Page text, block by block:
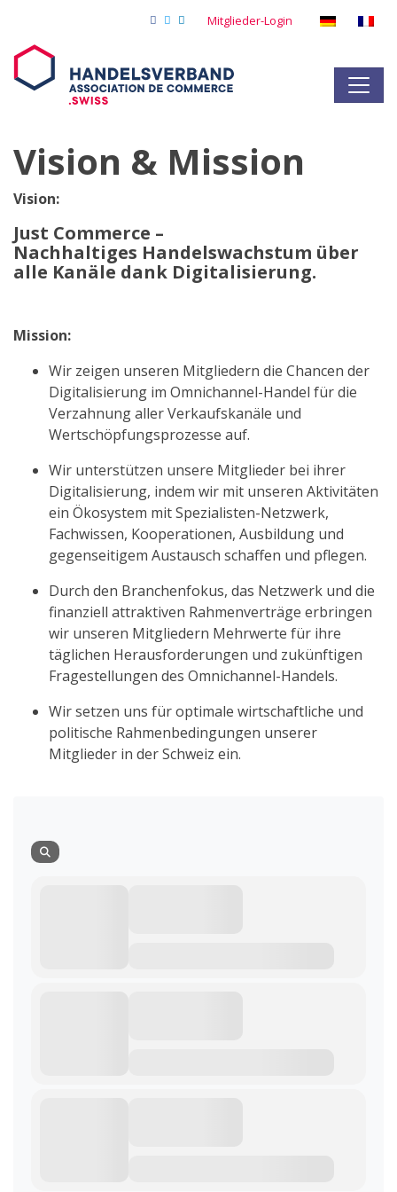
Mitglieder-Login
Vision & Mission
Vision:
Just Commerce –
Nachhaltiges Handelswachstum über
alle Kanäle dank Digitalisierung.
Mission:
Wir zeigen unseren Mitgliedern die Chancen der
Digitalisierung im Omnichannel-Handel für die
Verzahnung aller Verkaufskanäle und
Wertschöpfungsprozesse auf.
Wir unterstützen unsere Mitglieder bei ihrer
Digitalisierung, indem wir mit unseren Aktivitäten
ein Ökosystem mit Spezialisten-Netzwerk,
Fachwissen, Kooperationen, Ausbildung und
gegenseitigem Austausch schaffen und pflegen.
Durch den Branchenfokus, das Netzwerk und die
finanziell attraktiven Rahmenverträge erbringen
wir unseren Mitgliedern Mehrwerte für ihre
täglichen Herausforderungen und zukünftigen
Fragestellungen des Omnichannel-Handels.
Wir setzen uns für optimale wirtschaftliche und
politische Rahmenbedingungen unserer
Mitglieder in der Schweiz ein.